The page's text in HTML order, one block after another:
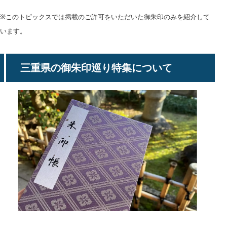
※このトピックスでは掲載のご許可をいただいた御朱印のみを紹介して
います。
三重県の御朱印巡り特集について